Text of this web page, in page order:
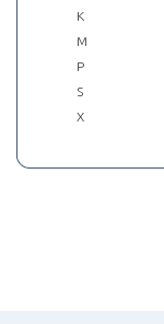
K
M
P
S
X